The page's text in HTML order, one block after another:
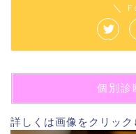
＼
個別診
詳しくは画像をクリック